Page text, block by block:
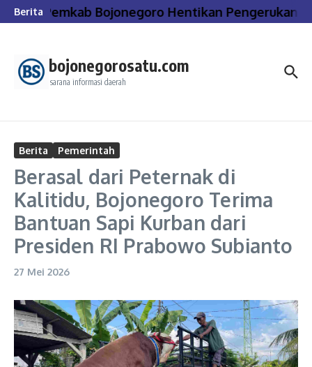
Lewati ke konten
BeritaPemkab Bojonegoro Hentikan Pengerukan
bojonegorosatu.com
sarana informasi daerah
Berita Pemerintah
Berasal dari Peternak di
Kalitidu, Bojonegoro Terima
Bantuan Sapi Kurban dari
Presiden RI Prabowo Subianto
27 Mei 2026